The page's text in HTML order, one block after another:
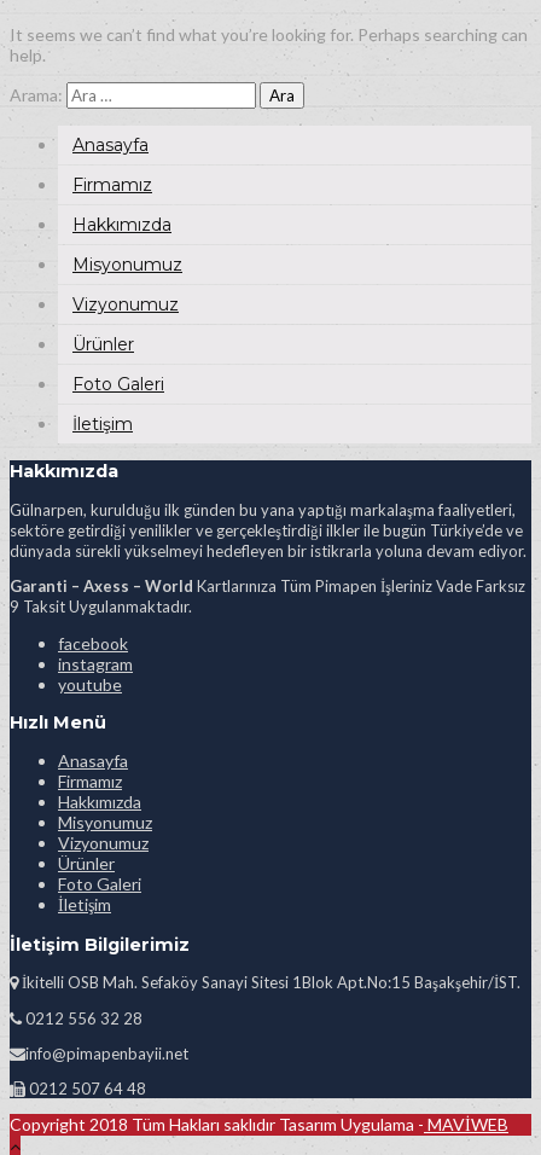
It seems we can’t find what you’re looking for. Perhaps searching can
help.
Arama:
Anasayfa
Firmamız
Hakkımızda
Misyonumuz
Vizyonumuz
Ürünler
Foto Galeri
İletişim
Hakkımızda
Gülnarpen, kurulduğu ilk günden bu yana yaptığı markalaşma faaliyetleri,
sektöre getirdiği yenilikler ve gerçekleştirdiği ilkler ile bugün Türkiye’de ve
dünyada sürekli yükselmeyi hedefleyen bir istikrarla yoluna devam ediyor.
Garanti – Axess – World Kartlarınıza Tüm Pimapen İşleriniz Vade Farksız
9 Taksit Uygulanmaktadır.
facebook
instagram
youtube
Hızlı Menü
Anasayfa
Firmamız
Hakkımızda
Misyonumuz
Vizyonumuz
Ürünler
Foto Galeri
İletişim
İletişim Bilgilerimiz
İkitelli OSB Mah. Sefaköy Sanayi Sitesi 1Blok Apt.No:15 Başakşehir/İST.
0212 556 32 28
info@pimapenbayii.net
0212 507 64 48
Copyright 2018 Tüm Hakları saklıdır Tasarım Uygulama - MAVİWEB